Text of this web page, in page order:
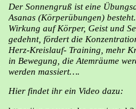
Der Sonnengruß ist eine
Asanas (Körperübungen)
Wirkung auf Körper, Geist und
gedehnt, fördert die
Herz-Kreislauf- Training, mehr
in Bewegung, die Atemräume
werden massiert….
Hier findet ihr ein Video dazu: